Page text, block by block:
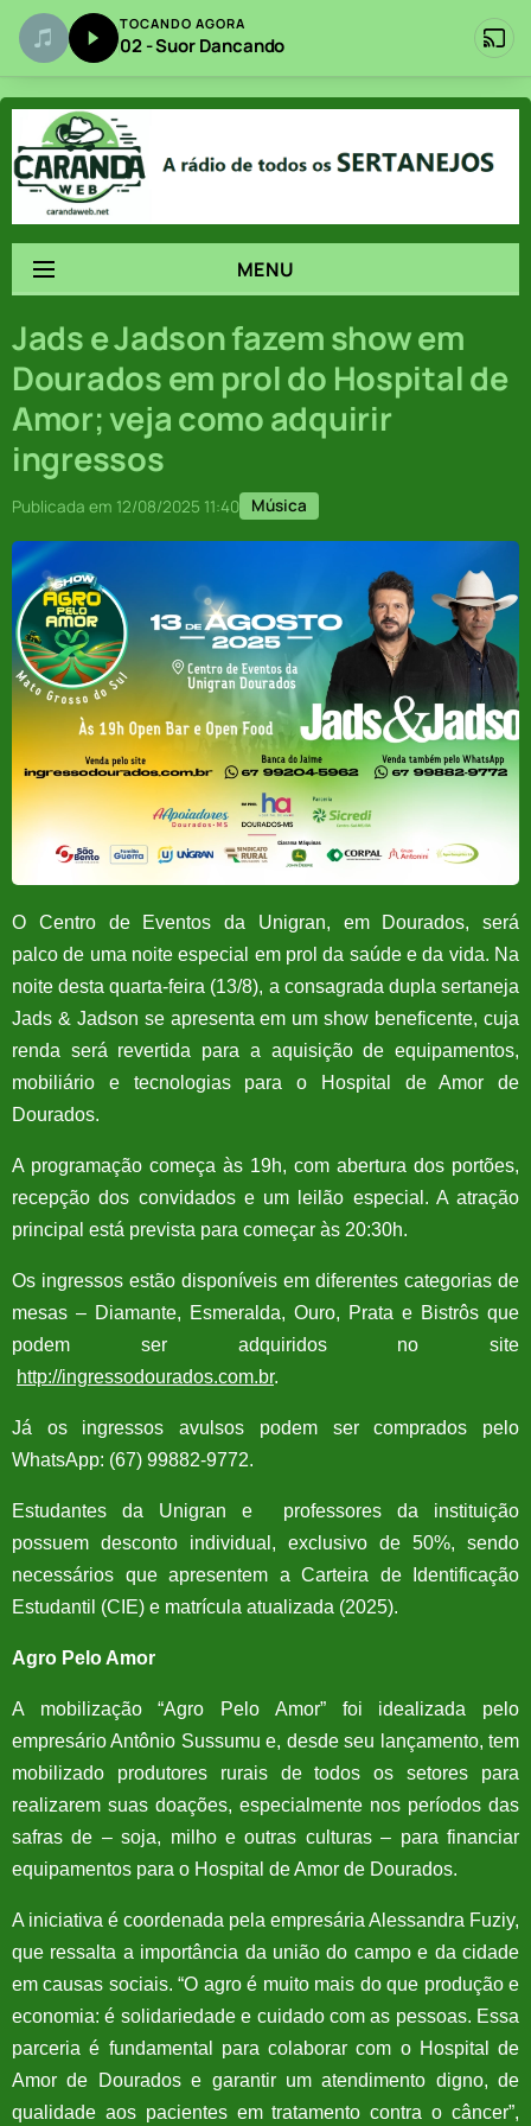
TOCANDO AGORA
02 - Suor Dancando
MENU
Jads e Jadson fazem show em
Dourados em prol do Hospital de
Amor; veja como adquirir
ingressos
Publicada em 12/08/2025 11:40 Música
O Centro de Eventos da Unigran, em Dourados, será
palco de uma noite especial em prol da saúde e da vida. Na
noite desta quarta-feira (13/8), a consagrada dupla sertaneja
Jads & Jadson se apresenta em um show beneficente, cuja
renda será revertida para a aquisição de equipamentos,
mobiliário e tecnologias para o Hospital de Amor de
Dourados.
A programação começa às 19h, com abertura dos portões,
recepção dos convidados e um leilão especial. A atração
principal está prevista para começar às 20:30h.
Os ingressos estão disponíveis em diferentes categorias de
mesas – Diamante, Esmeralda, Ouro, Prata e Bistrôs que
podem ser adquiridos no site
http://ingressodourados.com.br.
Já os ingressos avulsos podem ser comprados pelo
WhatsApp: (67) 99882-9772.
Estudantes da Unigran e professores da instituição
possuem desconto individual, exclusivo de 50%, sendo
necessários que apresentem a Carteira de Identificação
Estudantil (CIE) e matrícula atualizada (2025).
Agro Pelo Amor
A mobilização “Agro Pelo Amor” foi idealizada pelo
empresário Antônio Sussumu e, desde seu lançamento, tem
mobilizado produtores rurais de todos os setores para
realizarem suas doações, especialmente nos períodos das
safras de – soja, milho e outras culturas – para financiar
equipamentos para o Hospital de Amor de Dourados.
A iniciativa é coordenada pela empresária Alessandra Fuziy,
que ressalta a importância da união do campo e da cidade
em causas sociais. “O agro é muito mais do que produção e
economia: é solidariedade e cuidado com as pessoas. Essa
parceria é fundamental para colaborar com o Hospital de
Amor de Dourados e garantir um atendimento digno, de
qualidade aos pacientes em tratamento contra o câncer”,